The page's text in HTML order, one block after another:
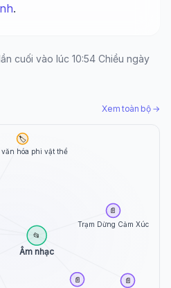
.
cuối vào lúc 10:54 Chiều ngày
Xem toàn bộ →
Âm nhạc
📂
Trạm Dừng Cảm Xúc
📄
📄 📄
văn hóa phi vật thể
🏷️